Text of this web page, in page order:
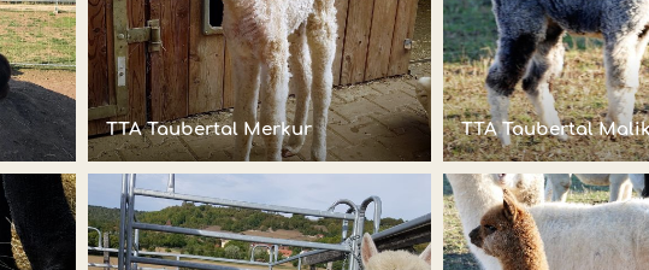
TTA Taubertal Merkur TTA Taubertal